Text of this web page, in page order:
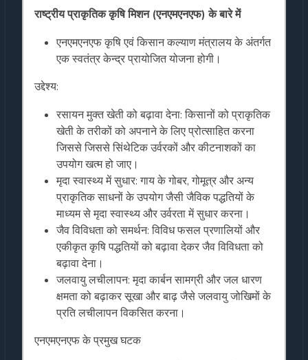
राष्ट्रीय प्राकृतिक कृषि मिशन (एनएमएनएफ) के बारे में
एनएमएनएफ कृषि एवं किसान कल्याण मंत्रालय के अंतर्गत
एक स्वतंत्र केन्द्र प्रायोजित योजना होगी।
उद्देश्य:
रसायन मुक्त खेती को बढ़ावा देना: किसानों को प्राकृतिक
खेती के तरीकों को अपनाने के लिए प्रोत्साहित करना
जिससे जिससे सिंथेटिक उर्वरकों और कीटनाशकों का
उपयोग खत्म हो जाए।
मृदा स्वास्थ्य में सुधार: गाय के गोबर, गोमूत्र और अन्य
प्राकृतिक साधनों के उपयोग जैसी जैविक पद्धतियों के
माध्यम से मृदा स्वास्थ्य और उर्वरता में सुधार करना।
जैव विविधता को समर्थन: विविध फसल प्रणालियों और
एकीकृत कृषि पद्धतियों को बढ़ावा देकर जैव विविधता को
बढ़ावा देना।
जलवायु लचीलापन: मृदा कार्बन सामग्री और जल धारण
क्षमता को बढ़ाकर सूखा और बाढ़ जैसे जलवायु जोखिमों के
प्रति लचीलापन विकसित करना।
एनएमएनएफ के प्रमुख घटक